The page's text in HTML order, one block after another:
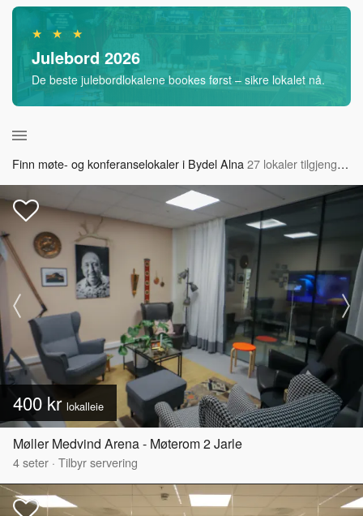
★ ★ ★
Julebord 2026
De beste julebordlokalene bookes først – sikre lokalet nå.
Finn møte- og konferanselokaler i Bydel Alna27 lokaler tilgjengelig
400 kr lokalleie
Møller Medvind Arena - Møterom 2 Jarle
4seter · Tilbyr servering